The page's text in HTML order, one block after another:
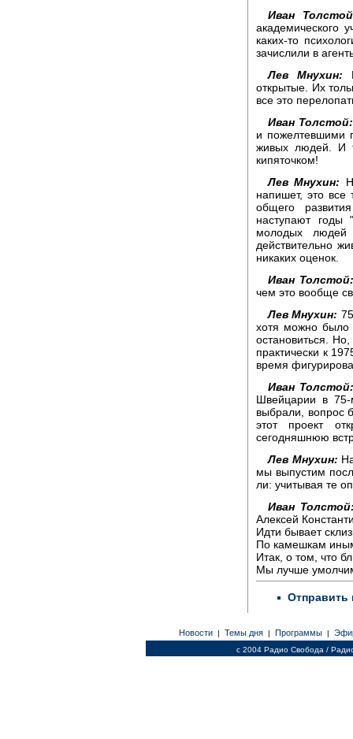
Иван
академического
каких-то
зачислили в
Лев Мнухин:
открытые. Их
все это
Иван Толстой:
и пожелтевшими
живых людей. И
кипяточком!
Лев Мнухин:
напишет, это все
общего
наступают
молодых
действительно
никаких оценок.
Иван Толстой:
чем это вообще
Лев Мнухин:
хотя можно было
остановиться.
практически к
время
Иван Толстой:
Швейцарии в
выбрали, вопрос
этот проект
сегодняшнюю
Лев Мнухин:
мы выпустим
ли: учитывая те
Иван
Алексей
Идти бывает
По камешкам
Итак, о том, что
Мы лучше
Отправить
Новости | Темы дня | Программы |
c 2004 Радио Свобода /